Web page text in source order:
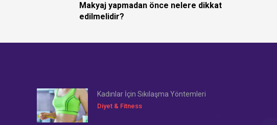
Makyaj yapmadan önce nelere dikkat
edilmelidir?
Kadınlar İçin Sıkılaşma Yöntemleri
Diyet & Fitness